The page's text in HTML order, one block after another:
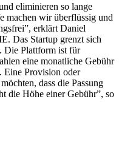
eliminieren so lange
machen wir überflüssig und
erklärt Daniel
Das Startup grenzt sich
Die Plattform ist für
eine monatliche Gebühr
Eine Provision oder
dass die Passung
die Höhe einer Gebühr”, so